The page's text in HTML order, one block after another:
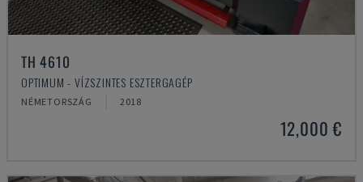
TH 4610
OPTIMUM - VÍZSZINTES ESZTERGAGÉP
NÉMETORSZÁG 2018
12,000 €